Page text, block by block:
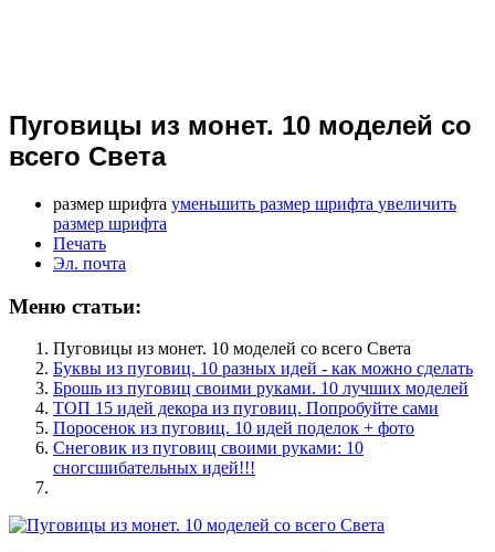
Пуговицы из монет. 10 моделей со
всего Света
размер шрифта уменьшить размер шрифта увеличить
размер шрифта
Печать
Эл. почта
Меню статьи:
Пуговицы из монет. 10 моделей со всего Света
Буквы из пуговиц. 10 разных идей - как можно сделать
Брошь из пуговиц своими руками. 10 лучших моделей
ТОП 15 идей декора из пуговиц. Попробуйте сами
Поросенок из пуговиц. 10 идей поделок + фото
Снеговик из пуговиц своими руками: 10
сногсшибательных идей!!!